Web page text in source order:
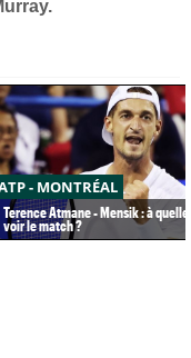
- MONTRÉAL
Terence Atmane - Mensik : à
voir le match ?